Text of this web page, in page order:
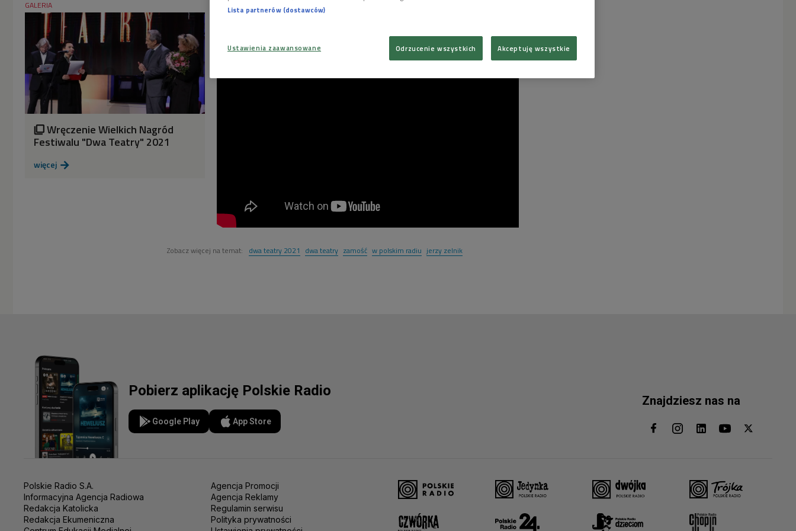
GALERIA
 Wręczenie Wielkich Nagród
Festiwalu "Dwa Teatry" 2021
więcej 
Zobacz więcej na temat: dwa teatry 2021 dwa teatry zamość w polskim radiu jerzy zelnik
Pobierz aplikację Polskie Radio
Google Play App Store
Znajdziesz nas na
Polskie Radio S.A.
Informacyjna Agencja Radiowa
Redakcja Katolicka
Redakcja Ekumeniczna
Agencja Promocji
Agencja Reklamy
Regulamin serwisu
Polityka prywatności
Lista partnerów (dostawców)
Ustawienia zaawansowane Odrzucenie wszystkich Akceptuję wszystkie